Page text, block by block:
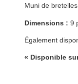
Muni de
Dimensions : 9
Également
« Disponible